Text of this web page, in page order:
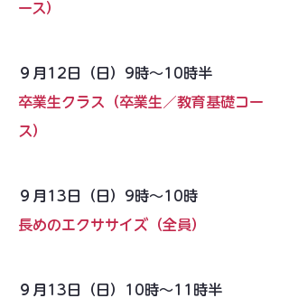
ース）
９月12日（日）9時〜10時半
卒業生クラス（卒業生／教育基礎コー
ス）
９月13日（日）9時〜10時
長めのエクササイズ（全員）
９月13日（日）10時〜11時半